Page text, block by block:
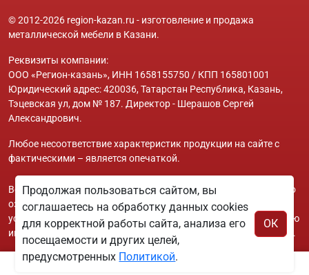
© 2012-2026 region-kazan.ru - изготовление и продажа
металлической мебели в Казани.
Реквизиты компании:
ООО «Регион-казань», ИНН 1658155750 / КПП 165801001
Юридический адрес: 420036, Татарстан Республика, Казань,
Тэцевская ул, дом № 187. Директор - Шерашов Сергей
Александрович.
Любое несоответствие характеристик продукции на сайте с
фактическими – является опечаткой.
Вся информация на сайте region-kazan.ru носит исключительно
ознакомительный и справочный характер и ни при каких
условиях не является публичной офертой. Всю дополнительную
информацию можно узнать по телефонам указанным на сайте.
Продолжая пользоваться сайтом, вы
соглашаетесь на обработку данных cookies
для корректной работы сайта, анализа его
посещаемости и других целей,
предусмотренных Политикой.
ОК